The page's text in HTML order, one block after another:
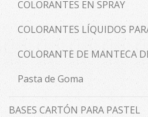
COLORANTES EN SPRAY
COLORANTES LÍQUIDOS
COLORANTE DE MANTECA
Pasta de Goma
BASES CARTÓN PARA PASTEL